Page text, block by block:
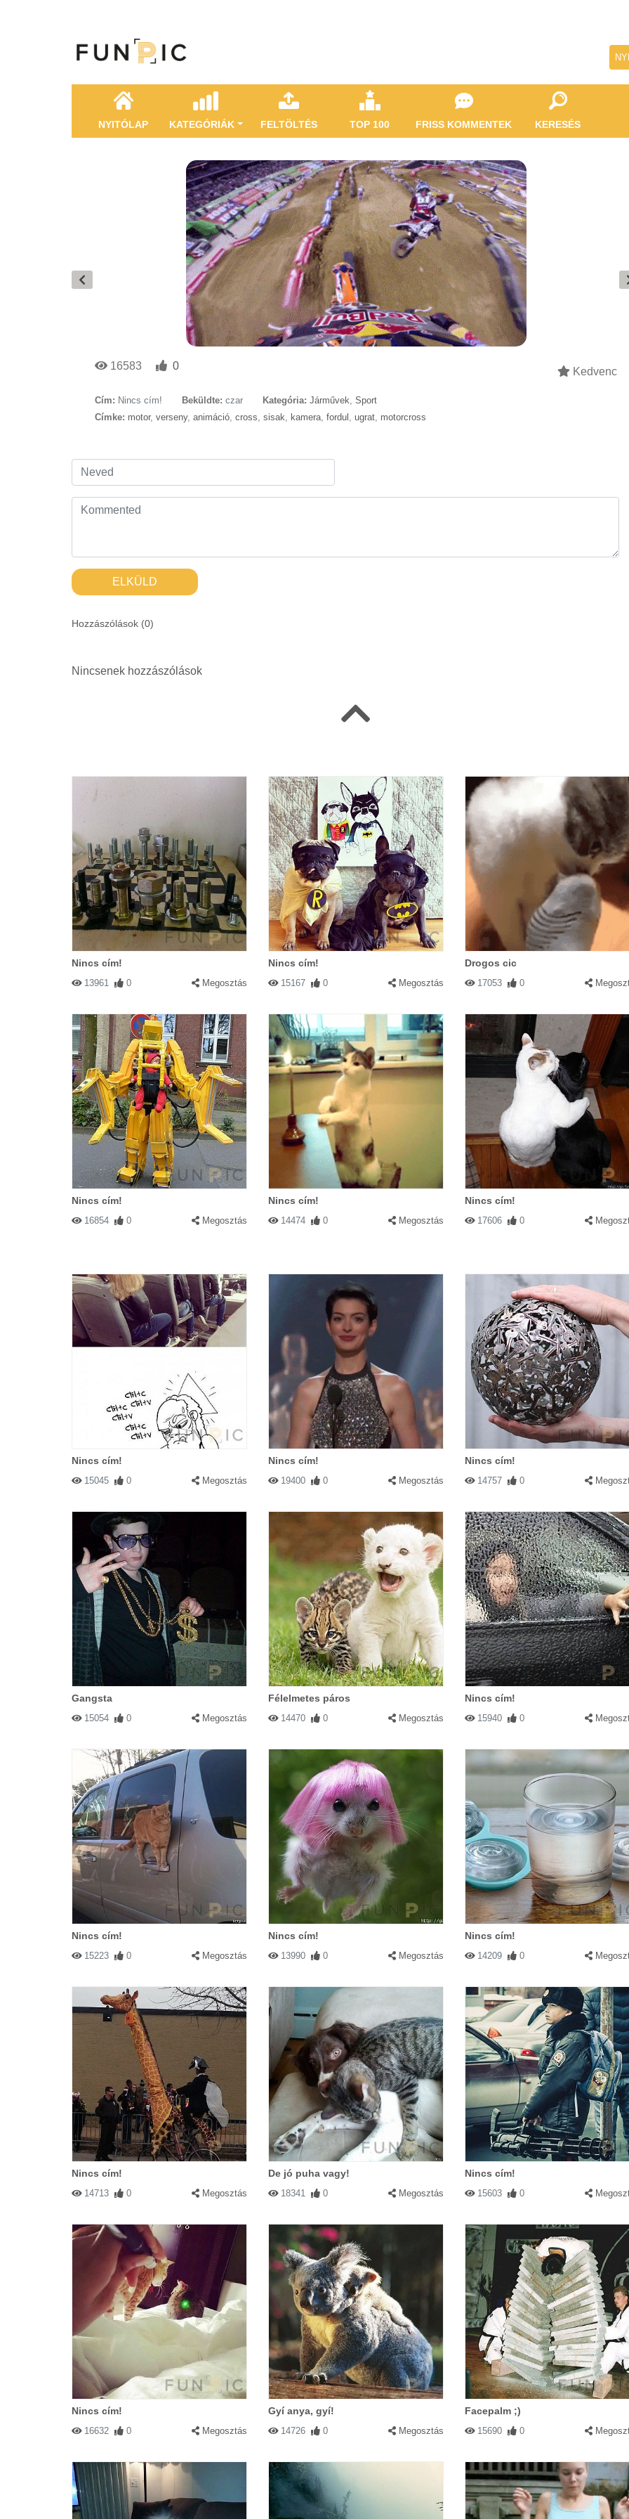
NYITÓLAP KATEGÓRIÁK FELTÖLTÉS TOP 100 FRISS KOMMENTEK KERESÉS
16583 0 Kedvenc
Cím: Nincs cím! Beküldte: czar Kategória: Járművek, Sport
Címke: motor, verseny, animáció, cross, sisak, kamera, fordul , ugrat, motorcross
ELKÜLD
Hozzászólások (0)
Nincsenek hozzászólások
Nincs cím!
13961 0 Megosztás
Nincs cím!
15167 0 Megosztás
Drogos cic
17053 0
Nincs cím!
16854 0 Megosztás
Nincs cím!
14474 0 Megosztás
Nincs cím!
17606 0
Nincs cím!
15045 0 Megosztás
Nincs cím!
19400 0 Megosztás
Nincs cím!
14757 0
Gangsta
15054 0 Megosztás
Félelmetes páros
14470 0 Megosztás
Nincs cím!
15940 0
Nincs cím!
15223 0 Megosztás
Nincs cím!
13990 0 Megosztás
Nincs cím!
14209 0
Nincs cím!
14713 0 Megosztás
De jó puha vagy!
18341 0 Megosztás
Nincs cím!
15603 0
Nincs cím!
16632 0 Megosztás
Gyí anya, gyí!
14726 0 Megosztás
Facepalm ;)
15690 0